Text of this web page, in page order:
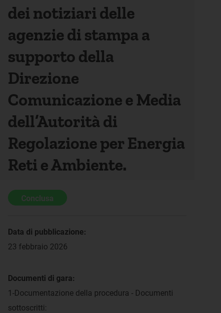
dei notiziari delle
agenzie di stampa a
supporto della
Direzione
Comunicazione e Media
dell’Autorità di
Regolazione per Energia
Reti e Ambiente.
Conclusa
Data di pubblicazione:
23 febbraio 2026
Documenti di gara:
1-Documentazione della procedura - Documenti
sottoscritti: